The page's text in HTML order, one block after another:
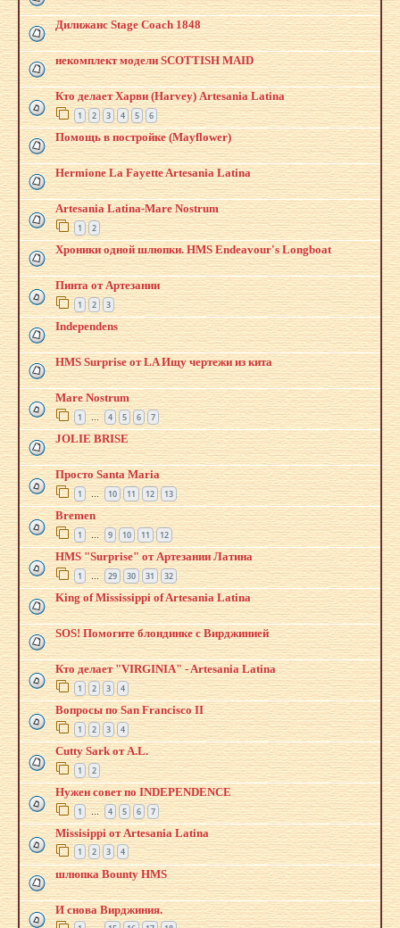
Дилижанс Stage Coach 1848
некомплект модели SCOTTISH MAID
Кто делает Харви (Harvey) Artesania Latina
1 2 3 4 5 6
Помощь в постройке (Mayflower)
Hermione La Fayette Artesania Latina
Artesania Latina-Mare Nostrum
1 2
Хроники одной шлюпки. HMS Endeavour's Longboat
Пинта от Артезании
1 2 3
Independens
HMS Surprise от LA Ищу чертежи из кита
Mare Nostrum
1 … 4 5 6 7
JOLIE BRISE
Просто Santa Maria
1 … 10 11 12 13
Bremen
1 … 9 10 11 12
HMS "Surprise" от Артезании Латина
1 … 29 30 31 32
King of Mississippi of Artesania Latina
SOS! Помогите блондинке с Вирджинией
Кто делает "VIRGINIA" - Artesania Latina
1 2 3 4
Вопросы по San Francisco II
1 2 3 4
Cutty Sark от A.L.
1 2
Нужен совет по INDEPENDENCE
1 … 4 5 6 7
Missisippi от Artesania Latina
1 2 3 4
шлюпка Bounty HMS
И снова Вирджиния.